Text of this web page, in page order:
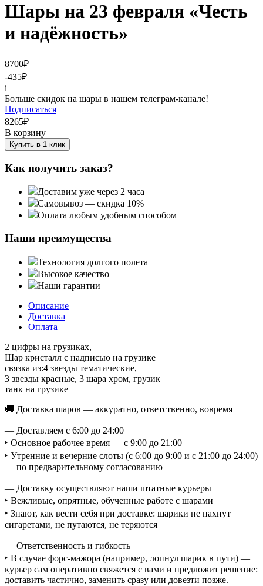
Шары на 23 февраля «Честь
и надёжность»
8700₽
-435₽
i
Больше скидок на шары в нашем телеграм-канале!
Подписаться
8265₽
В корзину
Купить в 1 клик
Как получить заказ?
Доставим уже через 2 часа
Самовывоз — скидка 10%
Оплата любым удобным способом
Наши преимущества
Технология долгого полета
Высокое качество
Наши гарантии
Описание
Доставка
Оплата
2 цифры на грузиках,
Шар кристалл с надписью на грузике
связка из:4 звезды тематические,
3 звезды красные, 3 шара хром, грузик
танк на грузике
🚚 Доставка шаров — аккуратно, ответственно, вовремя
— Доставляем с 6:00 до 24:00
‣ Основное рабочее время — с 9:00 до 21:00
‣ Утренние и вечерние слоты (с 6:00 до 9:00 и с 21:00 до 24:00)
— по предварительному согласованию
— Доставку осуществляют наши штатные курьеры
‣ Вежливые, опрятные, обученные работе с шарами
‣ Знают, как вести себя при доставке: шарики не пахнут
сигаретами, не путаются, не теряются
— Ответственность и гибкость
‣ В случае форс-мажора (например, лопнул шарик в пути) —
курьер сам оперативно свяжется с вами и предложит решение:
доставить частично, заменить сразу или довезти позже.